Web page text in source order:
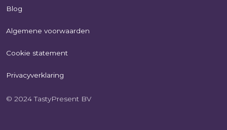
Blog
Algemene voorwaarden
Cookie statement
Privacyverklaring
© 2024 TastyPresent BV